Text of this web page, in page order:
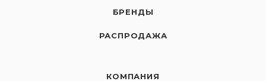
БРЕНДЫ
РАСПРОДАЖА
КОМПАНИЯ